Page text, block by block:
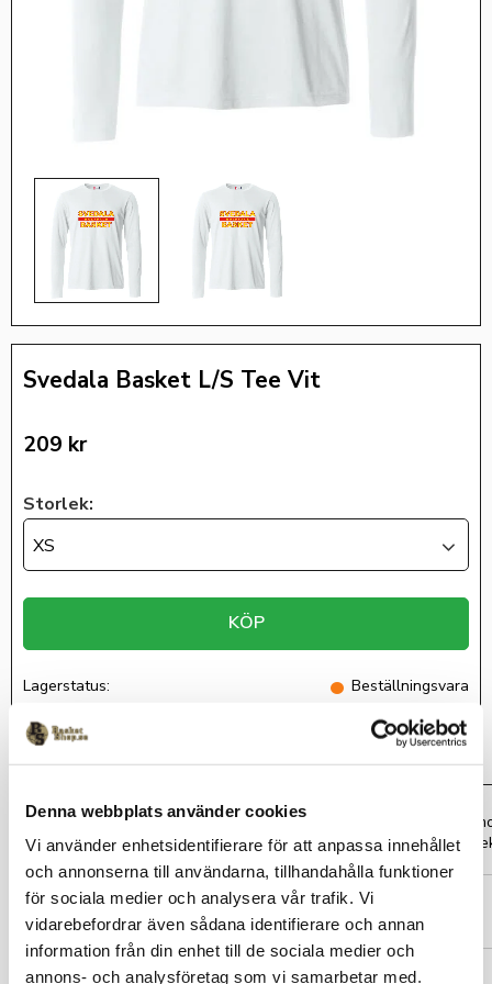
Denna webbplats använder cookies
Vi använder enhetsidentifierare för att anpassa innehållet
och annonserna till användarna, tillhandahålla funktioner
för sociala medier och analysera vår trafik. Vi
vidarebefordrar även sådana identifierare och annan
information från din enhet till de sociala medier och
annons- och analysföretag som vi samarbetar med.
Svedala Basket L/S Tee Vit
209 kr
Storlek:
XS
KÖP
Lagerstatus
Beställningsvara
Artikelnr
Svedala21-LStee
Svedala Basket L/S Tee är en mjuk och skön långärmad t-shirt i
Svedala Basket tryckt på bröstet. Finns i både dam- och
Leveranstid: Ca 3 veckor för kläder med klubbtryck.
Måtten är ungefärliga och
ett riktmärke
X